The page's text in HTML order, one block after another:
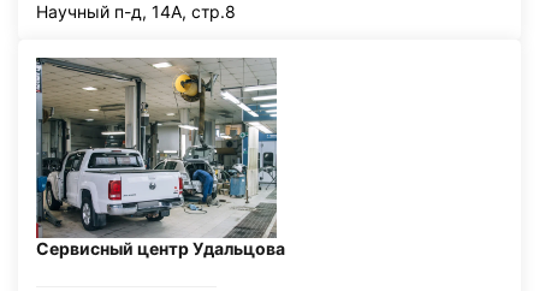
Научный п-д, 14А, стр.8
Сервисный центр Удальцова